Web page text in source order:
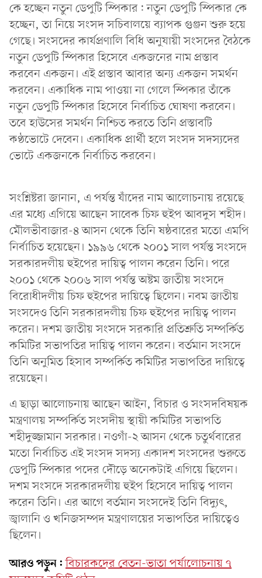
কে হচ্ছেন নতুন ডেপুটি স্পিকার: নতুন ডেপুটি স্পিকার কে
হচ্ছেন, তা নিয়ে সংসদ সচিবালয়ে ব্যাপক গুঞ্জন শুরু হয়ে
গেছে। সংসদের কার্যপ্রণালি বিধি অনুযায়ী সংসদের বৈঠকে
নতুন ডেপুটি স্পিকার হিসেবে একজনের নাম প্রস্তাব
করবেন একজন। এই প্রস্তাব আবার অন্য একজন সমর্থন
করবেন। একাধিক নাম পাওয়া না গেলে স্পিকার তাঁকে
নতুন ডেপুটি স্পিকার হিসেবে নির্বাচিত ঘোষণা করবেন।
তবে হাউসের সমর্থন নিশ্চিত করতে তিনি প্রস্তাবটি
কণ্ঠভোটে দেবেন। একাধিক প্রার্থী হলে সংসদ সদস্যদের
ভোটে একজনকে নির্বাচিত করবেন।
সংশ্নিষ্টরা জানান, এ পর্যন্ত যাঁদের নাম আলোচনায় রয়েছে
এর মধ্যে এগিয়ে আছেন সাবেক চিফ হুইপ আবদুস শহীদ।
মৌলভীবাজার-৪ আসন থেকে তিনি ষষ্ঠবারের মতো এমপি
নির্বাচিত হয়েছেন। ১৯৯৬ থেকে ২০০১ সাল পর্যন্ত সংসদে
সরকারদলীয় হুইপের দায়িত্ব পালন করেন তিনি। পরে
২০০১ থেকে ২০০৬ সাল পর্যন্ত অষ্টম জাতীয় সংসদে
বিরোধীদলীয় চিফ হুইপের দায়িত্বে ছিলেন। নবম জাতীয়
সংসদেও তিনি সরকারদলীয় চিফ হুইপের দায়িত্ব পালন
করেন। দশম জাতীয় সংসদে সরকারি প্রতিশ্রুতি সম্পর্কিত
কমিটির সভাপতির দায়িত্ব পালন করেন। বর্তমান সংসদে
তিনি অনুমিত হিসাব সম্পর্কিত কমিটির সভাপতির দায়িত্বে
রয়েছেন।
এ ছাড়া আলোচনায় আছেন আইন, বিচার ও সংসদবিষয়ক
মন্ত্রণালয় সম্পর্কিত সংসদীয় স্থায়ী কমিটির সভাপতি
শহীদুজ্জামান সরকার। নওগাঁ-২ আসন থেকে চতুর্থবারের
মতো নির্বাচিত এই সংসদ সদস্য একাদশ সংসদের শুরুতে
ডেপুটি স্পিকার পদের দৌড়ে অনেকটাই এগিয়ে ছিলেন।
দশম সংসদে সরকারদলীয় হুইপ হিসেবে দায়িত্ব পালন
করেন তিনি। এর আগে বর্তমান সংসদেই তিনি বিদ্যুৎ,
জ্বালানি ও খনিজসম্পদ মন্ত্রণালয়ের সভাপতির দায়িত্বেও
ছিলেন।
আরও পড়ুন: বিচারকদের বেতন-ভাতা পর্যালোচনায় ৭